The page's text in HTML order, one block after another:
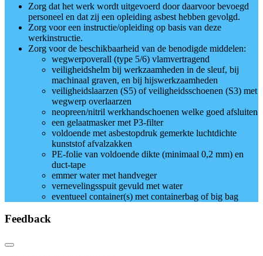
Zorg dat het werk wordt uitgevoerd door daarvoor bevoegd
personeel en dat zij een opleiding asbest hebben gevolgd.
Zorg voor een instructie/opleiding op basis van deze
werkinstructie.
Zorg voor de beschikbaarheid van de benodigde middelen:
wegwerpoverall (type 5/6) vlamvertragend
veiligheidshelm bij werkzaamheden in de sleuf, bij
machinaal graven, en bij hijswerkzaamheden
veiligheidslaarzen (S5) of veiligheidsschoenen (S3) met
wegwerp overlaarzen
neopreen/nitril werkhandschoenen welke goed afsluiten
een gelaatmasker met P3-filter
voldoende met asbestopdruk gemerkte luchtdichte
kunststof afvalzakken
PE-folie van voldoende dikte (minimaal 0,2 mm) en
duct-tape
emmer water met handveger
vernevelingsspuit gevuld met water
eventueel container(s) met containerbag of big bag
Feedback